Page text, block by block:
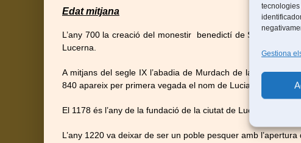
Gestiona
Edat mitjana
L’any 700 la creació del monestir benedictí de Sant
Lucerna.
A mitjans del segle IX l’abadia de Murdach de la regió
840 apareix per primera vegada el nom de Luciaria.
El 1178 és l’any de la fundació de la ciutat de Lucerna.
L’any 1220 va deixar de ser un poble pesquer amb